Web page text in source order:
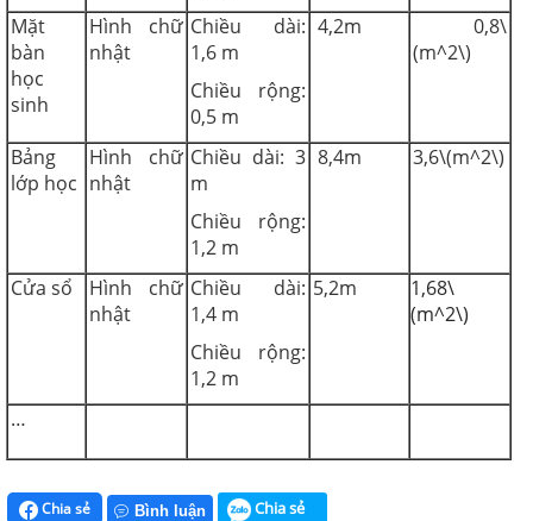
Mặt
bàn
học
sinh
Hình chữ
nhật
Chiều dài:
1,6 m
Chiều rộng:
0,5 m
4,2m
0,8\
(m^2\)
Bảng
lớp học
Hình chữ
nhật
Chiều dài: 3
m
Chiều rộng:
1,2 m
8,4m 3,6\(m^2\)
Cửa sổ
Hình chữ
nhật
Chiều dài:
1,4 m
Chiều rộng:
1,2 m
5,2m
1,68\
(m^2\)
…
Chia sẻ Bình luận Chia sẻ